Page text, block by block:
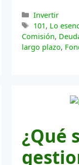
Categorías
Invertir
Etiquetas
101, Lo
Comisión,
largo plazo,
¿Qué